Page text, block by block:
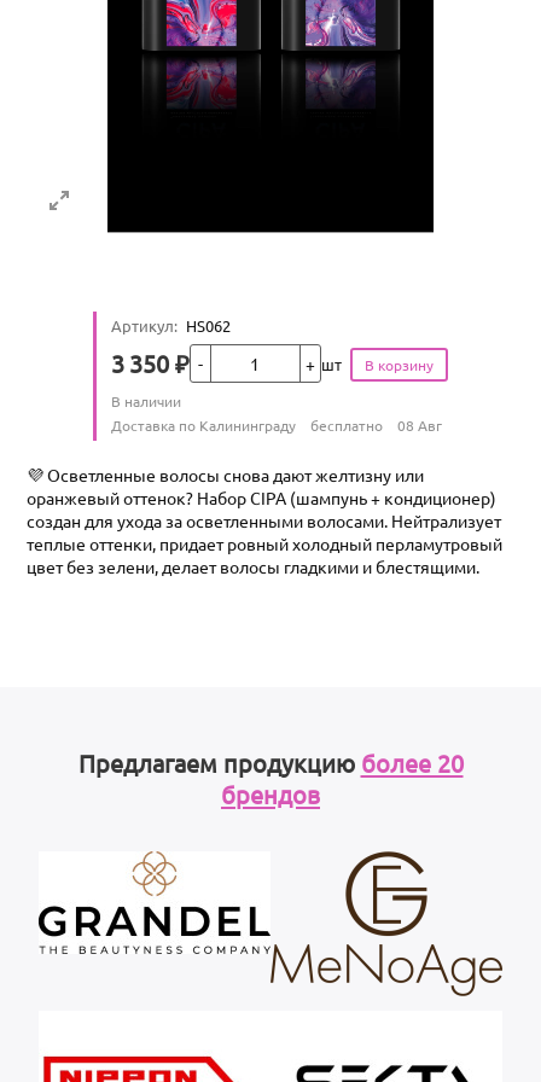
Артикул: HS062
Цена
3 350 ₽Кол-во шт
Количество
В наличии
Условия доставки
Доставка по Калининграду бесплатно 08 Авг
💜 Осветленные волосы снова дают желтизну или
оранжевый оттенок? Набор CIPA (шампунь + кондиционер)
создан для ухода за осветленными волосами. Нейтрализует
теплые оттенки, придает ровный холодный перламутровый
цвет без зелени, делает волосы гладкими и блестящими.
Предлагаем продукцию более 20
брендов